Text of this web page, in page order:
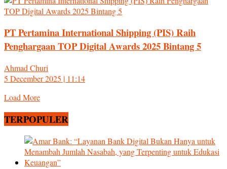
PT Pertamina International Shipping (PIS) Raih
Penghargaan TOP Digital Awards 2025 Bintang 5
Ahmad Churi
5 December 2025 | 11:14
Load More
TERPOPULER